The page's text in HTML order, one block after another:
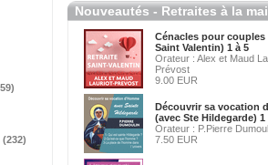
Nouveautés - Retraites à la
Cénacles pour couples
Saint Valentin) 1 à 5
Orateur : Alex et Maud
Prévost
9.00 EUR
Découvrir sa vocation
(avec Ste Hildegarde) 1
Orateur : P.Pierre
7.50 EUR